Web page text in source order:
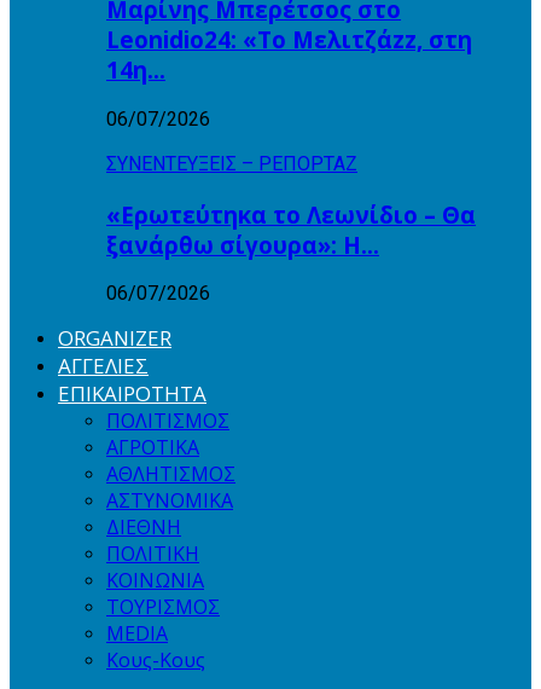
Μαρίνης Μπερέτσος στο
Leonidio24: «Το Μελιτζάzz, στη
14η…
06/07/2026
ΣΥΝΕΝΤΕΥΞΕΙΣ – ΡΕΠΟΡΤΑΖ
«Ερωτεύτηκα το Λεωνίδιο – Θα
ξανάρθω σίγουρα»: Η…
06/07/2026
ORGANIZER
ΑΓΓΕΛΙΕΣ
ΕΠΙΚΑΙΡΟΤΗΤΑ
ΠΟΛΙΤΙΣΜΟΣ
ΑΓΡΟΤΙΚΑ
ΑΘΛΗΤΙΣΜΟΣ
ΑΣΤΥΝΟΜΙΚΑ
ΔΙΕΘΝΗ
ΠΟΛΙΤΙΚΗ
ΚΟΙΝΩΝΙΑ
ΤΟΥΡΙΣΜΟΣ
MEDIA
Κους-Κους